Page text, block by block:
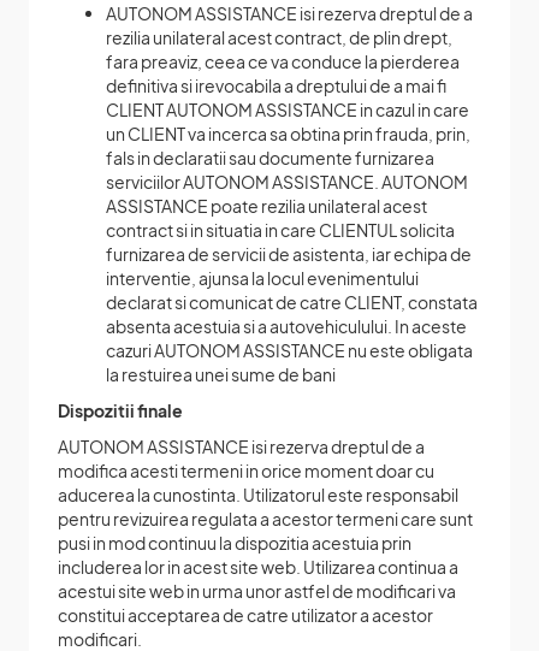
AUTONOM ASSISTANCE isi rezerva dreptul de a
rezilia unilateral acest contract, de plin drept,
fara preaviz, ceea ce va conduce la pierderea
definitiva si irevocabila a dreptului de a mai fi
CLIENT AUTONOM ASSISTANCE in cazul in care
un CLIENT va incerca sa obtina prin frauda, prin,
fals in declaratii sau documente furnizarea
serviciilor AUTONOM ASSISTANCE. AUTONOM
ASSISTANCE poate rezilia unilateral acest
contract si in situatia in care CLIENTUL solicita
furnizarea de servicii de asistenta, iar echipa de
interventie, ajunsa la locul evenimentului
declarat si comunicat de catre CLIENT, constata
absenta acestuia si a autovehiculului. In aceste
cazuri AUTONOM ASSISTANCE nu este obligata
la restuirea unei sume de bani
Dispozitii finale
AUTONOM ASSISTANCE isi rezerva dreptul de a
modifica acesti termeni in orice moment doar cu
aducerea la cunostinta. Utilizatorul este responsabil
pentru revizuirea regulata a acestor termeni care sunt
pusi in mod continuu la dispozitia acestuia prin
includerea lor in acest site web. Utilizarea continua a
acestui site web in urma unor astfel de modificari va
constitui acceptarea de catre utilizator a acestor
modificari.